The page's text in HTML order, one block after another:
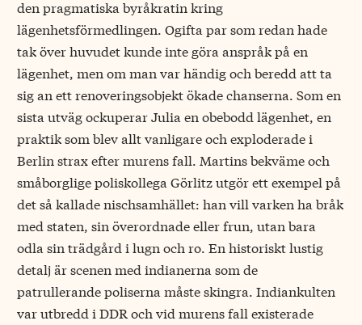
den pragmatiska byråkratin kring
lägenhetsförmedlingen. Ogifta par som redan hade
tak över huvudet kunde inte göra anspråk på en
lägenhet, men om man var händig och beredd att ta
sig an ett renoveringsobjekt ökade chanserna. Som en
sista utväg ockuperar Julia en obebodd lägenhet, en
praktik som blev allt vanligare och exploderade i
Berlin strax efter murens fall. Martins bekväme och
småborglige poliskollega Görlitz utgör ett exempel på
det så kallade nischsamhället: han vill varken ha bråk
med staten, sin överordnade eller frun, utan bara
odla sin trädgård i lugn och ro. En historiskt lustig
detalj är scenen med indianerna som de
patrullerande poliserna måste skingra. Indiankulten
var utbredd i DDR och vid murens fall existerade